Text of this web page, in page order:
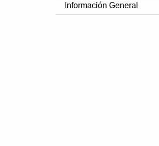
Información General